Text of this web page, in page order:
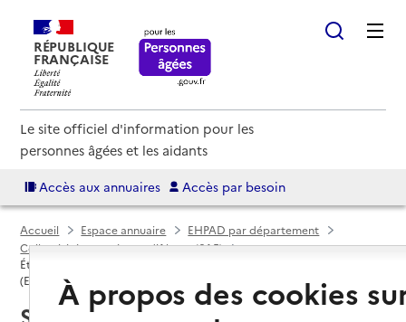
RÉPUBLIQUE
FRANÇAISE
Le site officiel d'information pour les
personnes âgées et les aidants
Accès aux annuaires Accès par besoin
Accueil Espace annuaire
EHPAD par département
Collectivité européenne d'Alsace (6AE)
Établissement d'hébergement pour personnes âgées dépendantes
(EHPAD)À propos des cookies